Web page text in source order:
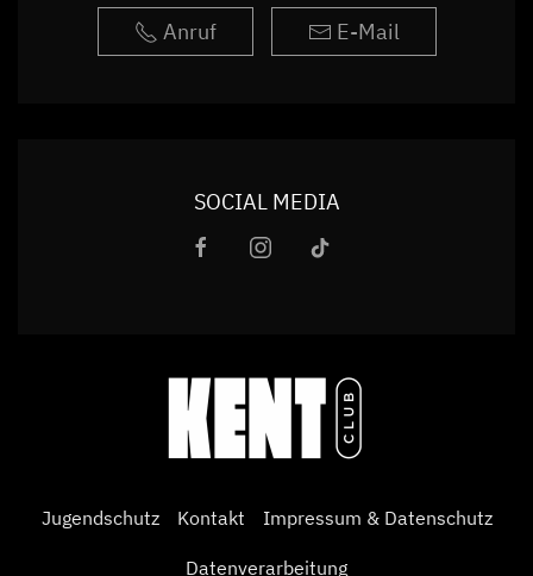
Anruf E-Mail
SOCIAL MEDIA
Jugendschutz Kontakt Impressum & Datenschutz
Datenverarbeitung